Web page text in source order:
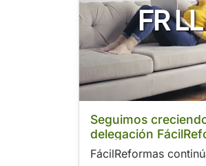
FR
Seguimos
delegación
FácilReformas